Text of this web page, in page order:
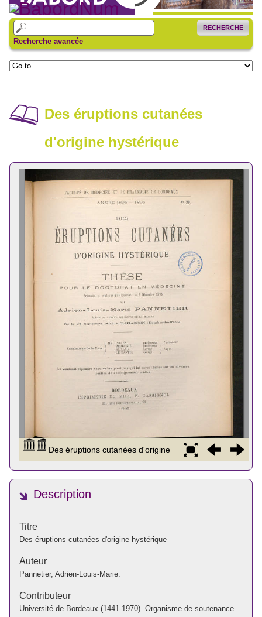
RECHERCHE
Recherche avancée
Des éruptions cutanées
d'origine hystérique
Description
Titre
Des éruptions cutanées d'origine hystérique
Auteur
Pannetier, Adrien-Louis-Marie.
Contributeur
Université de Bordeaux (1441-1970). Organisme de soutenance